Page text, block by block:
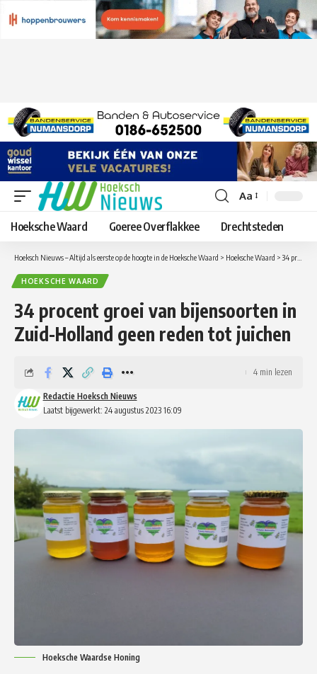
Lettergrootte
aanpassen
Aa
Hoeksche Waard Goeree Overflakkee Drechtsteden
Hoeksch Nieuws – Altijd als eerste op de hoogte in de Hoeksche Waard > Hoeksche Waard > 34 procent groei van bijensoorten in Zuid-Holland geen reden tot juichen
HOEKSCHE WAARD
34 procent groei van bijensoorten in
Zuid-Holland geen reden tot juichen
Laatst bijgewerkt: 24 augustus 2023 16:09
Redactie Hoeksch Nieuws
4 min lezen
Hoeksche Waardse Honing